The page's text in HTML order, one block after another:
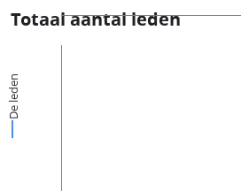
Totaal aantal leden
De leden